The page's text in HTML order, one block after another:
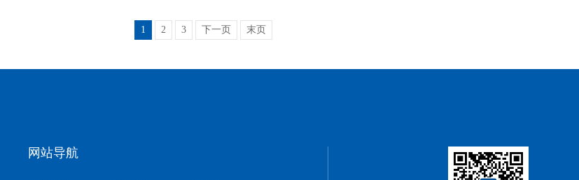
1 2 3 下一页 末页
网站导航